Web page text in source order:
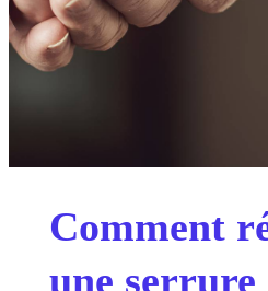
Comment
une serrure